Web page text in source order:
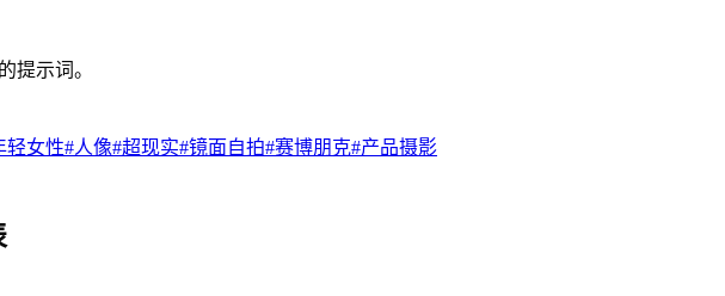
提示词。
轻女性#人像#超现实#镜面自拍#赛博朋克#产品摄影